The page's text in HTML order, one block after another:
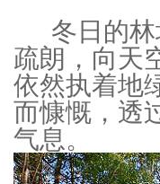
冬日的林
疏朗，向天
依然执着地
而慷慨，透
气息。